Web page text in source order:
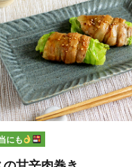
にも